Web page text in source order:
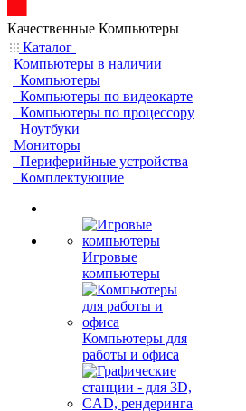
Качественные Компьютеры
Каталог
Компьютеры в наличии
Компьютеры
Компьютеры по видеокарте
Компьютеры по процессору
Ноутбуки
Мониторы
Периферийные устройства
Комплектующие
Игровые
компьютеры
Компьютеры для
работы и офиса